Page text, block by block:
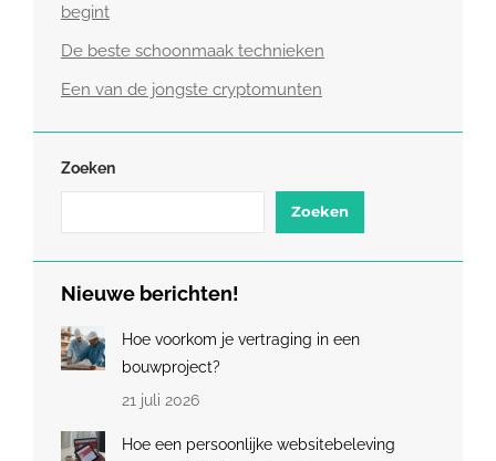
begint
De beste schoonmaak technieken
Een van de jongste cryptomunten
Zoeken
Zoeken
Nieuwe berichten!
Hoe voorkom je vertraging in een
bouwproject?
21 juli 2026
Hoe een persoonlijke websitebeleving